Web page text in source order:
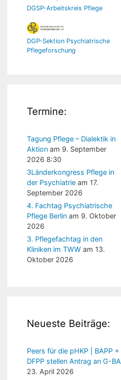
DGSP-Arbeitskreis Pflege
DGP-Sektion Psychiatrische
Pflegeforschung
Termine:
Tagung Pflege – Dialektik in
Aktion am 9. September
2026 8:30
3Länderkongress Pflege in
der Psychiatrie am 17.
September 2026
4. Fachtag Psychiatrische
Pflege Berlin am 9. Oktober
2026
3. Pflegefachtag in den
Kliniken im TWW am 13.
Oktober 2026
Neueste Beiträge:
Peers für die pHKP | BAPP +
DFPP stellen Antrag an G-BA
23. April 2026